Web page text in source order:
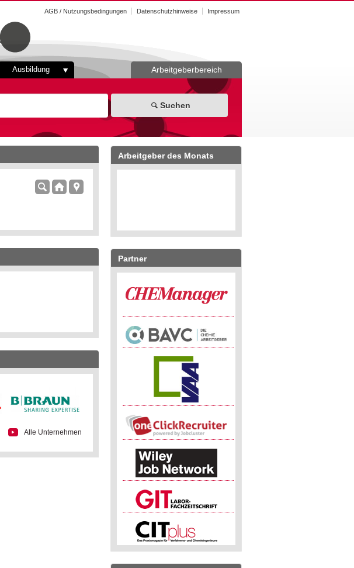
AGB / Nutzungsbedingungen Datenschutzhinweise Impressum
Ausbildung Arbeitgeberbereich
Suchen
Alle Unternehmen
Arbeitgeber des Monats
Partner